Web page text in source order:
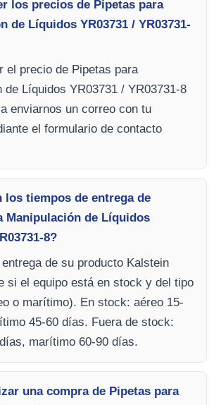
los precios de Pipetas para
de Líquidos YR03731 / YR03731-
el precio de Pipetas para
de Líquidos YR03731 / YR03731-8
enviarnos un correo con tu
el formulario de contacto
los tiempos de entrega de
Manipulación de Líquidos
8?
de su producto Kalstein
si el equipo está en stock y del tipo
o marítimo). En stock: aéreo 15-
45-60 días. Fuera de stock:
marítimo 60-90 días.
una compra de Pipetas para